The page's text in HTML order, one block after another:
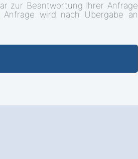
zur Beantwortung Ihrer Anfrage
Anfrage wird nach Übergabe an